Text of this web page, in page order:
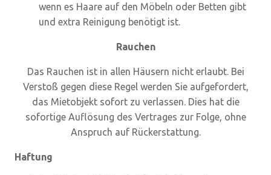
wenn es Haare auf den Möbeln oder Betten gibt
und extra Reinigung benötigt ist.
Rauchen
Das Rauchen ist in allen Häusern nicht erlaubt. Bei
Verstoß gegen diese Regel werden Sie aufgefordert,
das Mietobjekt sofort zu verlassen. Dies hat die
sofortige Auflösung des Vertrages zur Folge, ohne
Anspruch auf Rückerstattung.
Haftung